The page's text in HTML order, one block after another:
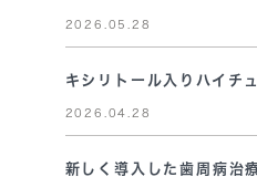
2026.05.28
キシリトール入りハイチ
2026.04.28
新しく導入した歯周病治